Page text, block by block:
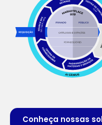
Conheça nossas